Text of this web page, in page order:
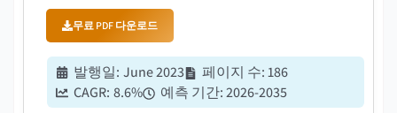
무료 PDF 다운로드
발행일: June 2023 페이지 수:186
CAGR: 8.6% 예측 기간:2026-2035